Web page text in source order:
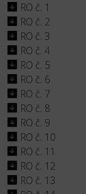
RO č. 1
RO č. 2
RO č. 3
RO č. 4
RO č. 5
RO č. 6
RO č. 7
RO č. 8
RO č. 9
RO č. 10
RO č. 11
RO č. 12
RO č. 13